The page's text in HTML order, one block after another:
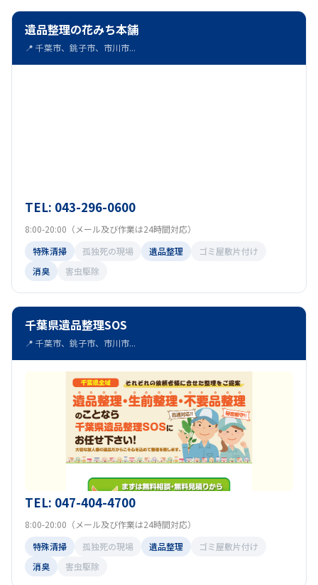
野田市(23) 香取郡多古町
山武郡横芝光町 君津市 袖ケ浦市
遺品整理の花みち本舗
📍 千葉市、銚子市、市川市...
TEL: 043-296-0600
8:00-20:00（メール及び作業は24時間対応）
特殊清掃
孤独死の現場 遺品整理
ゴミ屋敷片付け
消臭
害虫駆除
千葉県遺品整理SOS
📍 千葉市、銚子市、市川市...
TEL: 047-404-4700
8:00-20:00（メール及び作業は24時間対応）
特殊清掃
孤独死の現場 遺品整理
ゴミ屋敷片付け
消臭
害虫駆除